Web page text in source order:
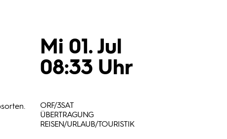
Mi 01. Jul
08:33 Uhr
ORF/3SAT
ÜBERTRAGUNG
REISEN/URLAUB/TOURISTIK